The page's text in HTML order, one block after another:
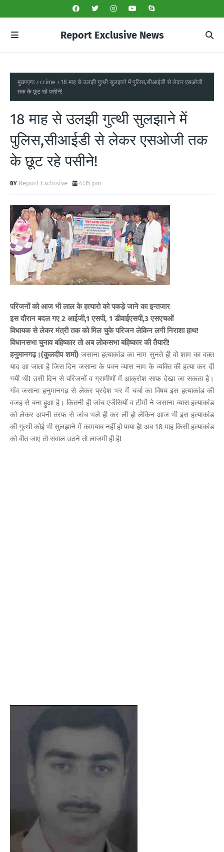
Report Exclusive News
मुख्यपृष्ठ crime
18 माह से उलझी गुत्थी सुलझाने में पुलिस,सीआईडी से लेकर एसओजी
तक के छूट रहे पसीने!
18 माह से उलझी गुत्थी सुलझाने में
पुलिस,सीआईडी से लेकर एसओजी तक
के छूट रहे पसीने!
Report Exclusive 4:35 pm
परिजनों को आज भी लाल के हत्यारो को पकड़े जाने का इन्तजार
इस दौरान बदल गए 2 आईजी,1 एसपी, 1 डीवाईएसपी,3 एसएचओं
विधायक से लेकर मंत्री तक को मिल चुके परिजन लेकिन लगी निराशा हाथ!
विधानसभा चुनाव बहिष्कार तो अब लोकसभा बहिष्कार की तैयारी!
हनुमानगढ़।(कुलदीप शर्मा) जसाना हत्याकांड का नाम सुनते ही वो शाम का वक़्त
याद आ जाता है जिस दिन जसाना के पवन व्यास नाम के व्यक्ति की हत्या कर दी
गयी थी! उसी दिन से परिजनों व ग्रामीणों में आक्रोश साफ़ देखा जा सकता है।
गाँव जसाना हनुमानगढ़ से लेकर प्रदेश भर में चर्चा का विषय इस हत्याकांड की
वजह से बना हुआ है। कितनी ही जांच एजेंसियों व टीमों ने जसाना व्यास हत्याकांड
को लेकर अपनी तरफ से जांच भले ही कर ली हो लेकिन आज भी इस हत्याकांड
की गुत्थी कोई भी सुलझाने में कामयाब नहीं हो पाया है! अब 18 माह किसी हत्याकांड
को बीत जाए तो सवाल उठने तो लाजमी ही है!